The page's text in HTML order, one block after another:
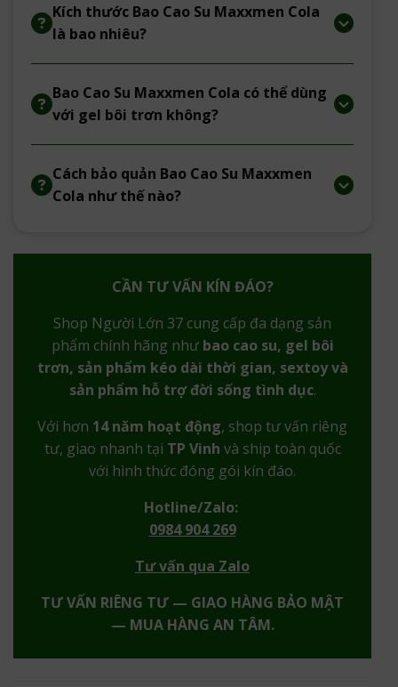
Kích thước Bao Cao Su Maxxmen Cola
là bao nhiêu?
Bao Cao Su Maxxmen Cola có thể dùng
với gel bôi trơn không?
Cách bảo quản Bao Cao Su Maxxmen
Cola như thế nào?
CẦN TƯ VẤN KÍN ĐÁO?
Shop Người Lớn 37 cung cấp đa dạng sản
phẩm chính hãng như bao cao su, gel bôi
trơn, sản phẩm kéo dài thời gian, sextoy và
sản phẩm hỗ trợ đời sống tình dục.
Với hơn 14 năm hoạt động, shop tư vấn riêng
tư, giao nhanh tại TP Vinh và ship toàn quốc
với hình thức đóng gói kín đáo.
Hotline/Zalo:
0984 904 269
Tư vấn qua Zalo
TƯ VẤN RIÊNG TƯ — GIAO HÀNG BẢO MẬT
— MUA HÀNG AN TÂM.